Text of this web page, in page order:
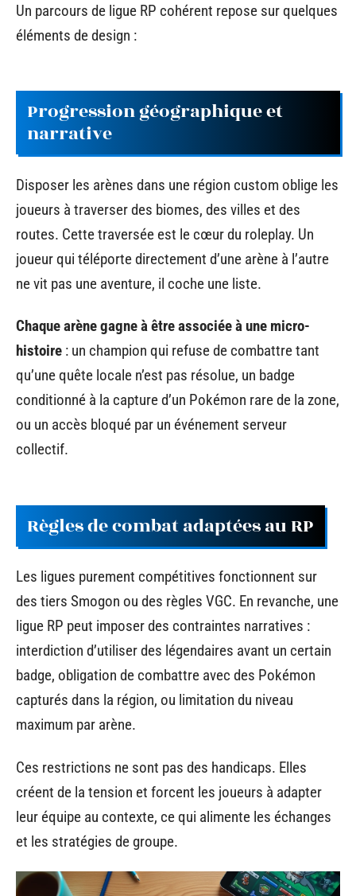
Un parcours de ligue RP cohérent repose sur quelques
éléments de design :
Progression géographique et
narrative
Disposer les arènes dans une région custom oblige les
joueurs à traverser des biomes, des villes et des
routes. Cette traversée est le cœur du roleplay. Un
joueur qui téléporte directement d’une arène à l’autre
ne vit pas une aventure, il coche une liste.
Chaque arène gagne à être associée à une micro-
histoire : un champion qui refuse de combattre tant
qu’une quête locale n’est pas résolue, un badge
conditionné à la capture d’un Pokémon rare de la zone,
ou un accès bloqué par un événement serveur
collectif.
Règles de combat adaptées au RP
Les ligues purement compétitives fonctionnent sur
des tiers Smogon ou des règles VGC. En revanche, une
ligue RP peut imposer des contraintes narratives :
interdiction d’utiliser des légendaires avant un certain
badge, obligation de combattre avec des Pokémon
capturés dans la région, ou limitation du niveau
maximum par arène.
Ces restrictions ne sont pas des handicaps. Elles
créent de la tension et forcent les joueurs à adapter
leur équipe au contexte, ce qui alimente les échanges
et les stratégies de groupe.